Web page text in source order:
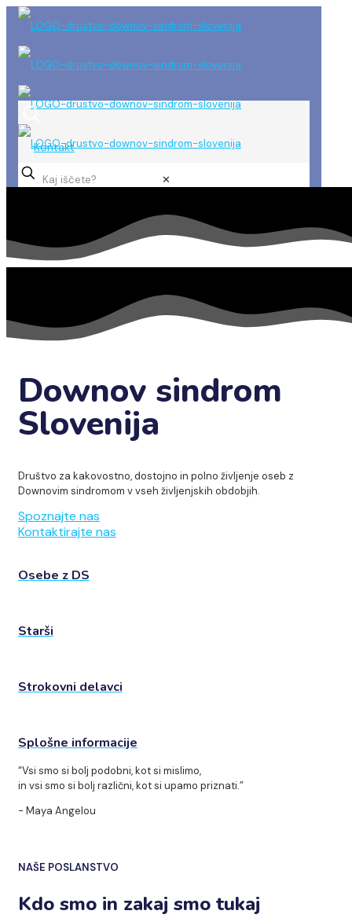
Kontakt
✕
Downov sindrom
Slovenija
Društvo za kakovostno, dostojno in polno življenje oseb z
Downovim sindromom v vseh življenjskih obdobjih.
Spoznajte nas
Kontaktirajte nas
Osebe z DS
Starši
Strokovni delavci
Splošne informacije
“Vsi smo si bolj podobni, kot si mislimo,
in vsi smo si bolj različni, kot si upamo priznati.”
- Maya Angelou
NAŠE POSLANSTVO
Kdo smo in zakaj smo tukaj